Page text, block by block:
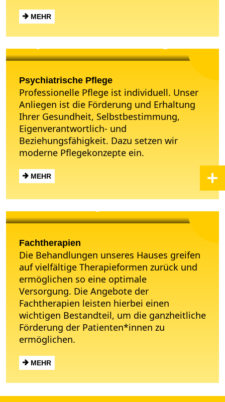
MEHR
Psychiatrische Pflege
Psychiatrische Pflege
Professionelle Pflege ist individuell. Unser
Anliegen ist die Förderung und Erhaltung
Ihrer Gesundheit, Selbstbestimmung,
Eigenverantwortlich- und
Beziehungsfähigkeit. Dazu setzen wir
moderne Pflegekonzepte ein.
MEHR
Fachtherapien
Fachtherapien
Die Behandlungen unseres Hauses greifen
auf vielfältige Therapieformen zurück und
ermöglichen so eine optimale
Versorgung. Die Angebote der
Fachtherapien leisten hierbei einen
wichtigen Bestandteil, um die ganzheitliche
Förderung der Patienten*innen zu
ermöglichen.
MEHR